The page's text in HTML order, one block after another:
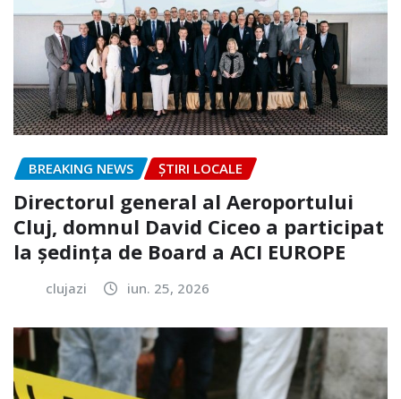
BREAKING NEWS ȘTIRI LOCALE
Directorul general al Aeroportului
Cluj, domnul David Ciceo a participat
la ședința de Board a ACI EUROPE
clujazi iun. 25, 2026